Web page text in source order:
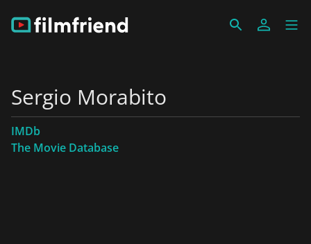
Sergio Morabito
IMDb
The Movie Database